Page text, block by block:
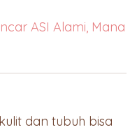
ASI Alami, Mana
dan tubuh bisa